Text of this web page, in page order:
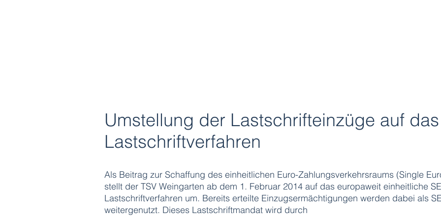
Umstellung der Lastschrifteinzüge auf
Lastschriftverfahren
Als Beitrag zur Schaffung des einheitlichen Euro-Zahlungsverkehrsraums (Single
stellt der TSV Weingarten ab dem 1. Februar 2014 auf das europaweit einheitliche
Lastschriftverfahren um. Bereits erteilte Einzugsermächtigungen werden dabei als
weitergenutzt. Dieses Lastschriftmandat wird durch